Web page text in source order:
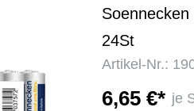
24St
Artikel-Nr.:
6,65 €* je